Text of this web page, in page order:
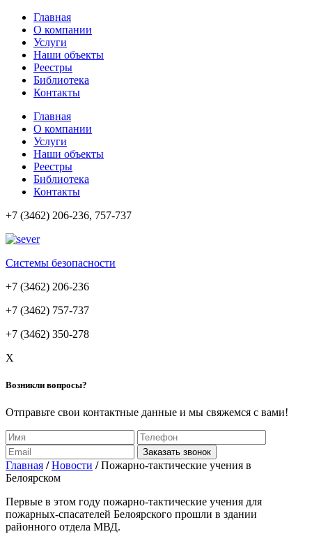
Главная
О компании
Услуги
Наши объекты
Реестры
Библиотека
Контакты
Главная
О компании
Услуги
Наши объекты
Реестры
Библиотека
Контакты
+7 (3462) 206-236, 757-737
Cистемы безопасности
+7 (3462) 206-236
+7 (3462) 757-737
+7 (3462) 350-278
X
Возникли вопросы?
Отправьте свои контактные данные и мы свяжемся с вами!
Заказать звонок
Главная / Новости /Пожарно-тактические учения в
Белоярском
Первые в этом году пожарно-тактические учения для
пожарных-спасателей Белоярского прошли в здании
районного отдела МВД.